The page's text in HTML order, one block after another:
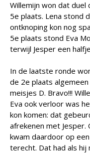
Willemijn won dat duel
5e plaats. Lena stond
ontknoping kon nog
5e plaats stond Eva
terwijl Jesper een
In de laatste ronde
de 2e plaats
meisjes D. Bravo!!!
Eva ook verloor was
kon komen: dat
afrekenen met Jesper.
kwam daardoor op
terecht. Dat had als hij